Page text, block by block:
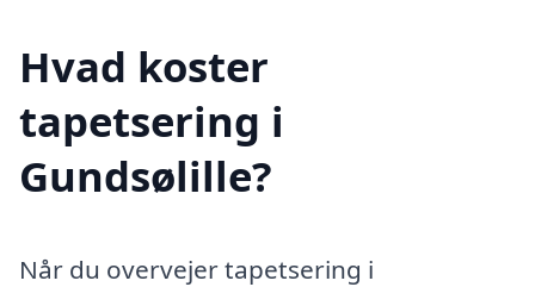
Hvad koster
tapetsering i
Gundsølille?
Når du overvejer tapetsering i